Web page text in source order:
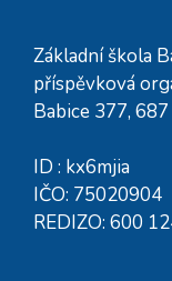
Základní škola
příspěvková
Babice 377,
ID : kx6mjia
IČO: 75020904
REDIZO: 600